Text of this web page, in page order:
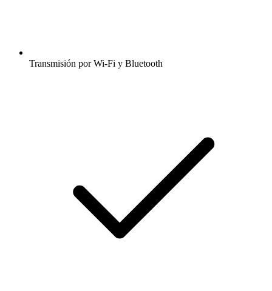
Transmisión por Wi-Fi y Bluetooth